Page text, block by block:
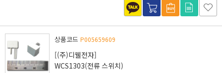
상품코드 P005659609
[(주)디웰전자]
WCS1303(전류 스위치)